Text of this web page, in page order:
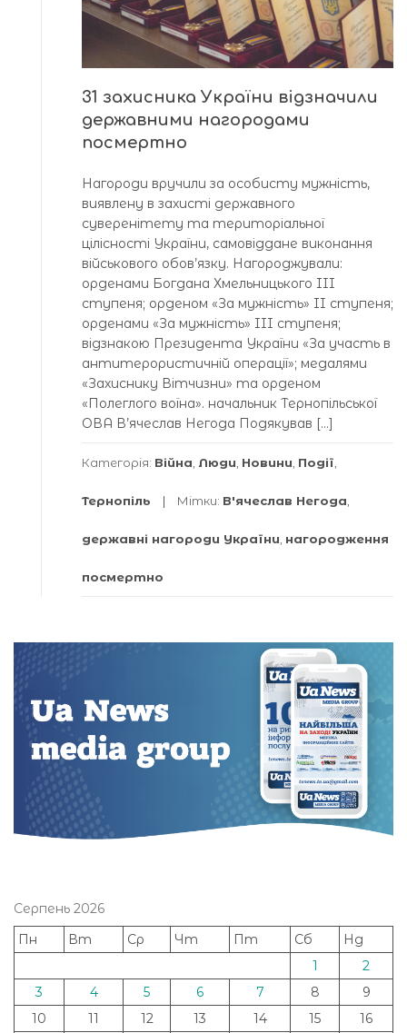
31 захисника України відзначили
державними нагородами
посмертно
Нагороди вручили за особисту мужність,
виявлену в захисті державного
суверенітету та територіальної
цілісності України, самовіддане виконання
військового обов’язку. Нагороджували:
орденами Богдана Хмельницького III
ступеня; орденом «За мужність» II ступеня;
орденами «За мужність» III ступеня;
відзнакою Президента України «За участь в
антитерористичній операції»; медалями
«Захиснику Вітчизни» та орденом
«Полеглого воїна». начальник Тернопільської
ОВА В’ячеслав Негода Подякував […]
Категорія: Війна Люди Новини Події
Тернопіль Мітки: В'ячеслав Негода
державні нагороди України нагородження
посмертно
Серпень 2026
Пн
Вт Ср Чт Пт Сб
Нд
1
2
3
4 5 6 7 8
9
10
11 12 13 14 15
16